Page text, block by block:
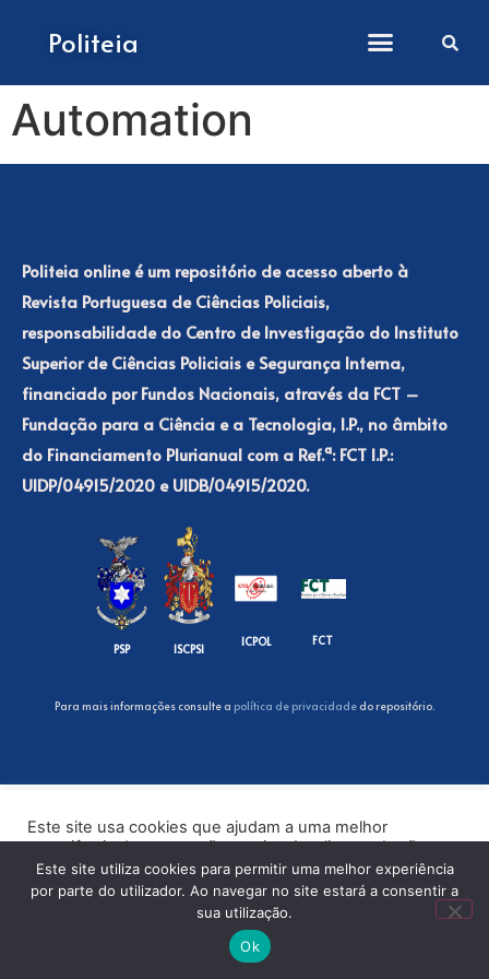
Politeia
Automation
Politeia online é um repositório de acesso aberto à
Revista Portuguesa de Ciências Policiais,
responsabilidade do Centro de Investigação do Instituto
Superior de Ciências Policiais e Segurança Interna,
financiado por Fundos Nacionais, através da FCT –
Fundação para a Ciência e a Tecnologia, I.P., no âmbito
do Financiamento Plurianual com a Ref.ª: FCT I.P.:
UIDP/04915/2020 e UIDB/04915/2020.
PSP ISCPSI
ICPOL FCT
Para mais informações consulte a política de privacidadedo repositório.
Este site usa cookies que ajudam a uma melhor
experiência de navegação no site. Ao clicar no botão
“Aceitar” ou continuar a visualizar o nosso site, você
concorda com o uso de cookies no nosso site.
Este site utiliza cookies para permitir uma melhor experiência
por parte do utilizador. Ao navegar no site estará a consentir a
sua utilização.
Ok